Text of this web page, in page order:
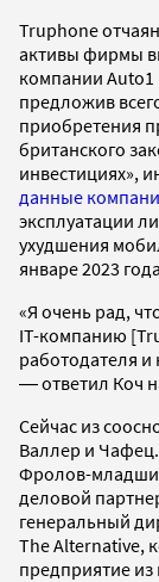
Truphone
активы фирмы
компании Auto1
предложив
приобретения
британского
инвестициях»,
данные
эксплуатации
ухудшения
январе 2023
«Я очень рад,
IT-компанию
работодателя
― ответил Коч
Сейчас из
Валлер и Чафец.
Фролов-
деловой
генеральный
The Alternative,
предприятие